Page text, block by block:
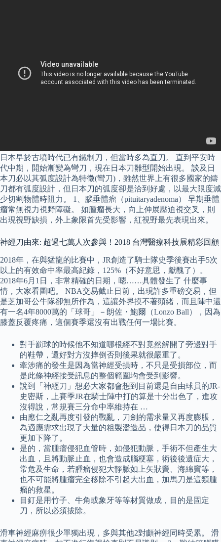
日本早於古墳時代已有鐵制刀，但當時多為直刀。 直到平安時
代中期，開始漸變為彎刀，現在日本刀雛型開始出現。 談及日
本刀必以其弧度設計為特徵(彎刀)，雖然世界上有很多國家的鑄
刀都有弧度設計，但日本刀的弧度卻是洽到好處，以最大限度減
少切割物體時阻力。 1、腦垂體瘤（pituitaryadenoma） 早期垂體
瘤常無視力視野障礙。 如腫瘤長大，向上伸展壓迫視交叉，則
出現視野缺損，外上象限首先受影響，紅視野最先表現出來。
神經刀由來: 超過七萬人次參與！2018 台灣醫療科技展精彩回顧
2018年，在與猛龍的比賽中，JR創造了騎士隊史季後賽出手5次
以上的有效命中率最高紀錄，125%（不好意思，獻醜了）。
2018年6月1日，非常精確的日期，嗯……具體發生了 什麼事
情，大家看圖吧。 NBA交易截止日前，出現許多重磅交易，但
是芝加哥公牛隊卻無所作為，這讓外界摸不著頭緒，而且陣中還
有一名4年8000萬的「球哥」－朗佐・鮑爾（Lonzo Ball），因為
膝蓋反覆疼痛，這個賽季還沒有出戰任何一場比賽。
對手罰球的時候他不知道哪根經不對竟然解開了旁邊對手
的鞋帶，還好對方沒摔倒否則後果就很嚴重了。
牽涉痛的發生是因為當神經受損時，不只是受損部位，而
是此條神經接受訊息的整個範圍均會受到影響。
說到「神經刀」想必大家都會想到目前還是自由球員的JR-
史密斯，上賽季JR在騎士陣中打的算是十分出色了，進攻
沒得說，常規賽三分命中率維持在 …
由應仁之亂再度引發的戰亂，刀劍的需求量又再度膨脹，
為適應需求出現了大量的粗製濫造品，使得日本刀的品質
更加下降了。
是的，當腫瘤侵犯血管時，如侵犯動脈，手術不但產生大
出血，且將動脈止血，也會造成腦梗塞，術後後遺症大，
常危及生命，若腫瘤侵犯大靜脈如上矢狀竇、海綿竇等，
也不可能將腫瘤完全移除不引起大出血，加馬刀是這類腫
瘤的救星。
目釘是用竹子、牛角或象牙等等材質做成，目的是固定
刀，所以必須拔除。
滑車神經麻痹很少單獨出現，多與其他2對顱神經同時受累。 滑